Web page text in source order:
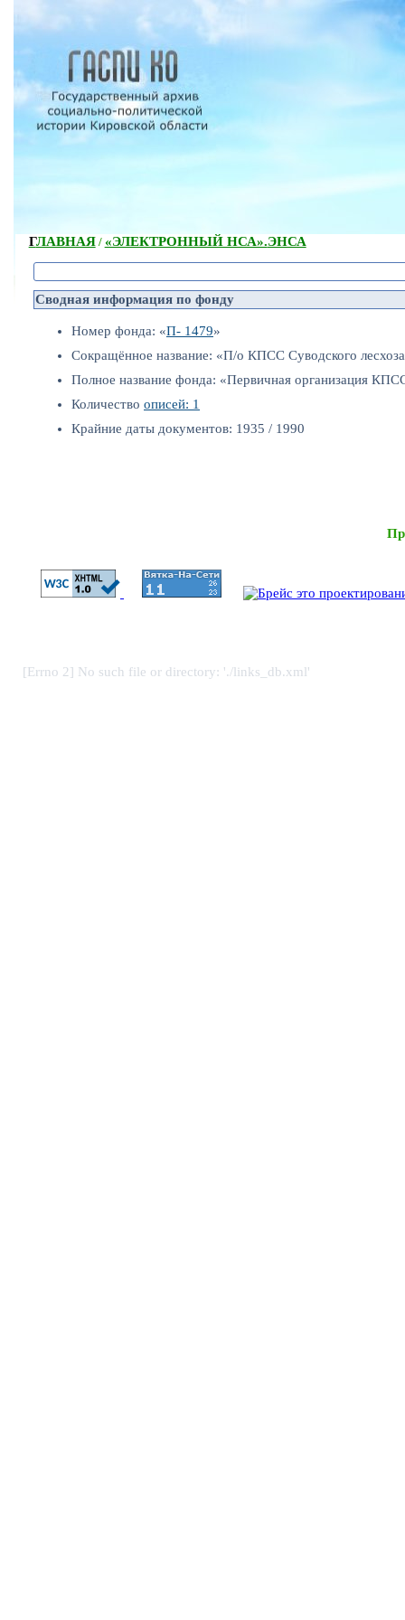
ГЛАВНАЯ/ «ЭЛЕКТРОННЫЙ НСА».ЭНСА
Сводная информация по фонду
Номер фонда: «П- 1479»
Сокращённое название: «П/о КПСС Суводского
Полное название фонда: «Первичная организация
Количество описей: 1
Крайние даты документов: 1935 / 1990
[Errno 2] No such file or directory: './links_db.xml'